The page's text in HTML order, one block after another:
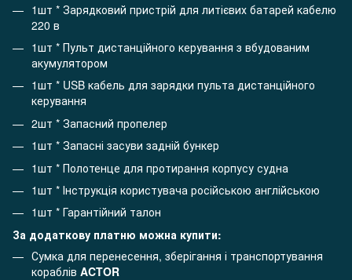
1шт * Зарядковий пристрій для литієвих батарей кабелю
220 в
1шт * Пульт дистанційного керування з вбудованим
акумулятором
1шт * USB кабель для зарядки пульта дистанційного
керування
2шт * Запасний пропелер
1шт * Запасні засуви задній бункер
1шт * Полотенце для протирання корпусу судна
1шт * Інструкція користувача російською англійською
1шт * Гарантійний талон
За додаткову платню можна купити:
Сумка для перенесення, зберігання і транспортування
кораблів ACTOR